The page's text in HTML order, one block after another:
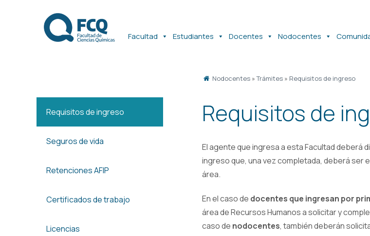
Facultad Estudiantes Docentes Nodocentes
Nodocentes »Trámites » Requisitos de ingreso
Requisitos de
El agente que ingresa a esta Facultad deberá
ingreso que, una vez completada, deberá ser
área.
En el caso de docentes que ingresan por
área de Recursos Humanos a solicitar y
caso de nodocentes, también deberán
Requisitos de ingreso
Seguros de vida
Retenciones AFIP
Certificados de trabajo
Licencias